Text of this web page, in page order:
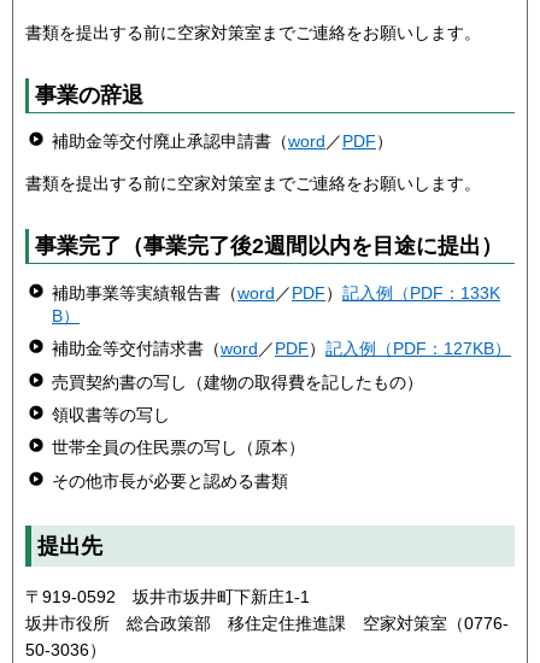
書類を提出する前に空家対策室までご連絡をお願いします。
事業の辞退
補助金等交付廃止承認申請書（word／PDF）
書類を提出する前に空家対策室までご連絡をお願いします。
事業完了（事業完了後2週間以内を目途に提出）
補助事業等実績報告書（word ／PDF） 記入例（PDF：133K
B）
補助金等交付請求書（word ／PDF） 記入例（PDF：127KB）
売買契約書の写し（建物の取得費を記したもの）
領収書等の写し
世帯全員の住民票の写し（原本）
その他市長が必要と認める書類
提出先
〒919-0592 坂井市坂井町下新庄1-1
坂井市役所 総合政策部 移住定住推進課 空家対策室（0776-
50-3036）